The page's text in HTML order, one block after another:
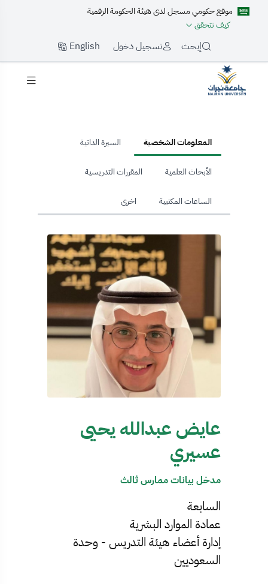
موقع حكومي مسجل لدى هيئة الحكومة الرقمية
كيف تتحقق
إبحث تسجيل دخول English
المعلومات الشخصية السيرة الذاتية
الأبحاث العلمية المقررات التدريسية
الساعات المكتبية اخرى
عايض عبدالله يحيى
عسيري
مدخل بيانات ممارس ثالث
السابعة
عمادة الموارد البشرية
إدارة أعضاء هيئة التدريس - وحدة
السعوديين